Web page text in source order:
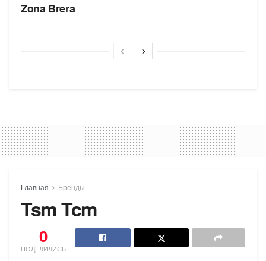
Zona Brera
Главная Бренды
Tsm Tcm
0
ПОДЕЛИЛИСЬ